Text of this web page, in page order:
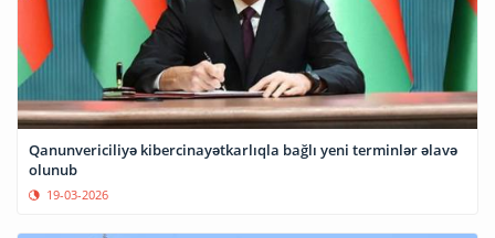
Qanunvericiliyə kibercinayətkarlıqla bağlı yeni terminlər əlavə
olunub
19-03-2026